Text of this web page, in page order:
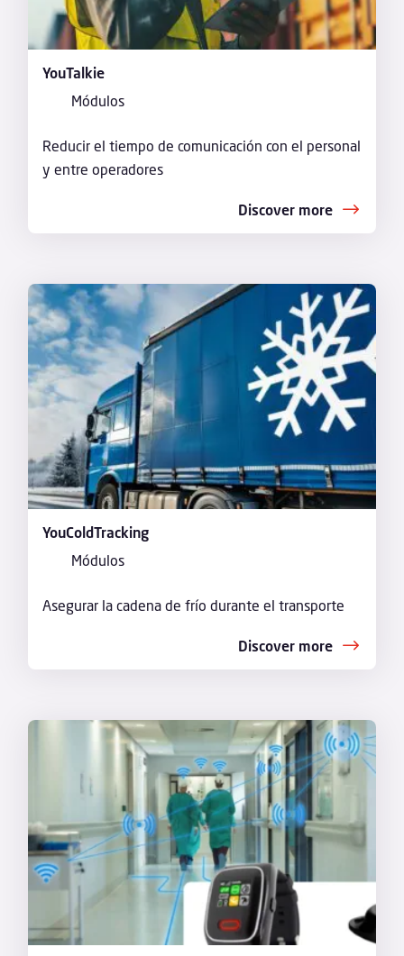
YouTalkie
Módulos
Reducir el tiempo de comunicación con el personal
y entre operadores
Discover more
YouColdTracking
Módulos
Asegurar la cadena de frío durante el transporte
Discover more